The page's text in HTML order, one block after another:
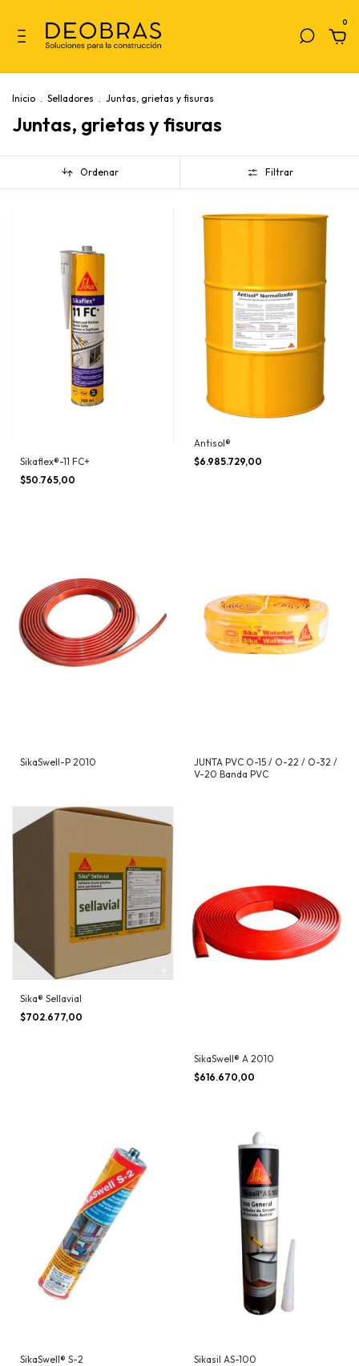
0
Inicio . Selladores . Juntas, grietas y fisuras
Juntas, grietas y fisuras
Ordenar Filtrar
Sikaflex®-11 FC+
$50.765,00
Antisol®
$6.985.729,00
SikaSwell-P 2010
JUNTA PVC O-15 / O-22 / O-32 /
V-20 Banda PVC
Sika® Sellavial
$702.677,00
SikaSwell® A 2010
$616.670,00
SikaSwell® S-2
Sikasil AS-100